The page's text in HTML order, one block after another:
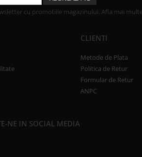
cu promotiile magazinului. Afla mai
CLIENTI
Metode de Plata
Politica de Retur
Formular de Retur
ANPC
NE IN SOCIAL MEDIA